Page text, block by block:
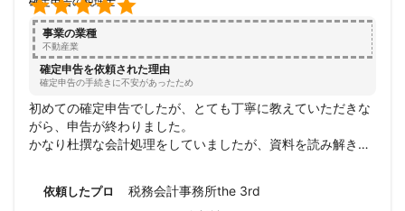

事業の業種
不動産業
確定申告を依頼された理由
確定申告の手続きに不安があったため
初めての確定申告でしたが、とても丁寧に教えていただきな
がら、申告が終わりました。
かなり杜撰な会計処理をしていましたが、資料を読み解き、
以降の確定申告もお願いしようと考えています。
依頼したプロ 税務会計事務所the 3rd